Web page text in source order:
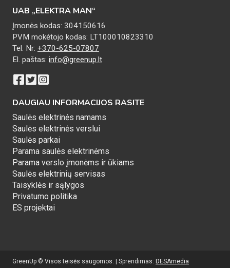
UAB „ELEKTRA MAN“
Įmonės kodas: 304150616
PVM mokėtojo kodas: LT100010823310
Tel. Nr: +370-625-07807
El. paštas: info@greenup.lt
DAUGIAU INFORMACIJOS RASITE
Saulės elektrinės namams
Saulės elektrinės verslui
Saulės parkai
Parama saulės elektrinėms
Parama verslo įmonėms ir ūkiams
Saulės elektrinių servisas
Taisyklės ir sąlygos
Privatumo politika
ES projektai
GreenUp © Visos teisės saugomos. | Sprendimas: DESAmedia